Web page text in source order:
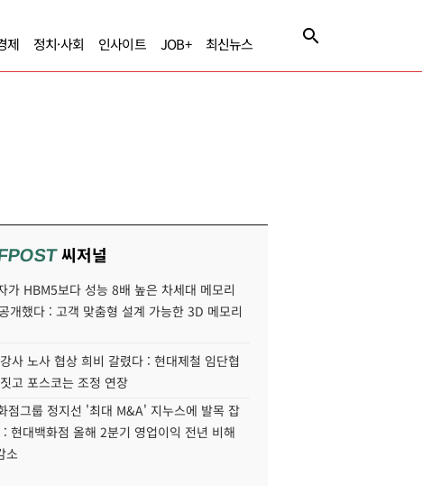
제 정치·사회 인사이트 JOB+ 최신뉴스
씨저널
가 HBM5보다 성능 8배 높은 차세대 메모리
개했다 : 고객 맞춤형 설계 가능한 3D 메모리
사 노사 협상 희비 갈렸다 : 현대제철 임단협
고 포스코는 조정 연장
점그룹 정지선 '최대 M&A' 지누스에 발목 잡
현대백화점 올해 2분기 영업이익 전년 비해
소